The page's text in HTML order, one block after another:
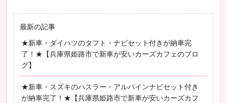
最新の記事
★新車・ダイハツのタフト・ナビセット付きが納車完
了！★【兵庫県姫路市で新車が安いカーズカフェのブロ
グ】
★新車・スズキのハスラー・アルパインナビセット付き
が納車完了！★【兵庫県姫路市で新車が安いカーズカフ